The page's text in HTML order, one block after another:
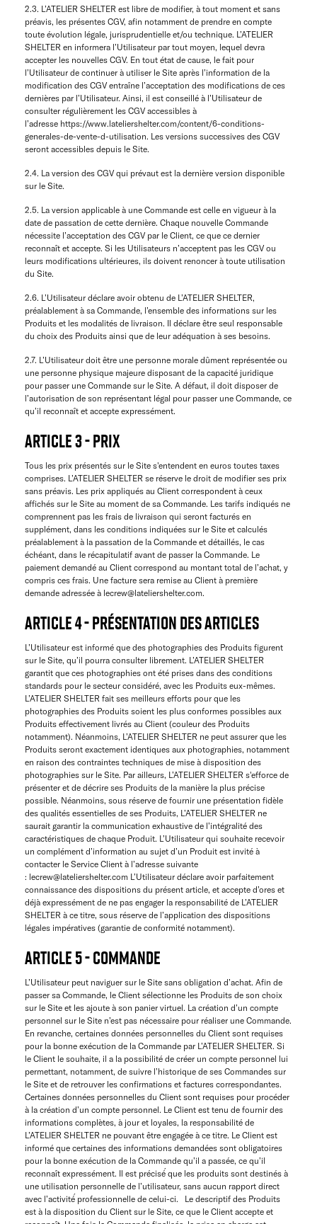
2.3. L’ATELIER SHELTER est libre de modifier, à tout moment et sans
préavis, les présentes CGV, afin notamment de prendre en compte
toute évolution légale, jurisprudentielle et/ou technique. L’ATELIER
SHELTER en informera l’Utilisateur par tout moyen, lequel devra
accepter les nouvelles CGV. En tout état de cause, le fait pour
l’Utilisateur de continuer à utiliser le Site après l’information de la
modification des CGV entraîne l’acceptation des modifications de ces
dernières par l’Utilisateur. Ainsi, il est conseillé à l’Utilisateur de
consulter régulièrement les CGV accessibles à
l’adresse https://www.lateliershelter.com/content/6-conditions-
generales-de-vente-d-utilisation. Les versions successives des CGV
seront accessibles depuis le Site.
2.4. La version des CGV qui prévaut est la dernière version disponible
sur le Site.
2.5. La version applicable à une Commande est celle en vigueur à la
date de passation de cette dernière. Chaque nouvelle Commande
nécessite l’acceptation des CGV par le Client, ce que ce dernier
reconnaît et accepte. Si les Utilisateurs n’acceptent pas les CGV ou
leurs modifications ultérieures, ils doivent renoncer à toute utilisation
du Site.
2.6. L’Utilisateur déclare avoir obtenu de L’ATELIER SHELTER,
préalablement à sa Commande, l’ensemble des informations sur les
Produits et les modalités de livraison. Il déclare être seul responsable
du choix des Produits ainsi que de leur adéquation à ses besoins.
2.7. L’Utilisateur doit être une personne morale dûment représentée ou
une personne physique majeure disposant de la capacité juridique
pour passer une Commande sur le Site. A défaut, il doit disposer de
l’autorisation de son représentant légal pour passer une Commande, ce
qu’il reconnaît et accepte expressément.
ARTICLE 3 - PRIX
Tous les prix présentés sur le Site s'entendent en euros toutes taxes
comprises. L’ATELIER SHELTER se réserve le droit de modifier ses prix
sans préavis. Les prix appliqués au Client correspondent à ceux
affichés sur le Site au moment de sa Commande. Les tarifs indiqués ne
comprennent pas les frais de livraison qui seront facturés en
supplément, dans les conditions indiquées sur le Site et calculés
préalablement à la passation de la Commande et détaillés, le cas
échéant, dans le récapitulatif avant de passer la Commande. Le
paiement demandé au Client correspond au montant total de l’achat, y
compris ces frais. Une facture sera remise au Client à première
demande adressée à ​lecrew@lateliershelter.com​.
ARTICLE 4 - PRÉSENTATION DES ARTICLES
L’Utilisateur est informé que des photographies des Produits figurent
sur le Site, qu’il pourra consulter librement. L’ATELIER SHELTER
garantit que ces photographies ont été prises dans des conditions
standards pour le secteur considéré, avec les Produits eux-mêmes.
L’ATELIER SHELTER fait ses meilleurs efforts pour que les
photographies des Produits soient les plus conformes possibles aux
Produits effectivement livrés au Client (couleur des Produits
notamment). Néanmoins, L’ATELIER SHELTER ne peut assurer que les
Produits seront exactement identiques aux photographies, notamment
en raison des contraintes techniques de mise à disposition des
photographies sur le Site. Par ailleurs, L’ATELIER SHELTER s'efforce de
présenter et de décrire ses Produits de la manière la plus précise
possible. Néanmoins, sous réserve de fournir une présentation fidèle
des qualités essentielles de ses Produits, L’ATELIER SHELTER ne
saurait garantir la communication exhaustive de l’intégralité des
caractéristiques de chaque Produit. L’Utilisateur qui souhaite recevoir
un complément d’information au sujet d’un Produit est invité à
contacter le Service Client à l’adresse suivante
: lecrew@lateliershelter.com L’Utilisateur déclare avoir parfaitement
connaissance des dispositions du présent article, et accepte d’ores et
déjà expressément de ne pas engager la responsabilité de L’ATELIER
SHELTER à ce titre, sous réserve de l’application des dispositions
légales impératives (garantie de conformité notamment).
ARTICLE 5 - COMMANDE
L’Utilisateur peut naviguer sur le Site sans obligation d’achat. Afin de
passer sa Commande, le Client sélectionne les Produits de son choix
sur le Site et les ajoute à son panier virtuel. La création d’un compte
personnel sur le Site n’est pas nécessaire pour réaliser une Commande.
En revanche, certaines données personnelles du Client sont requises
pour la bonne exécution de la Commande par L’ATELIER SHELTER. Si
le Client le souhaite, il a la possibilité de créer un compte personnel lui
permettant, notamment, de suivre l’historique de ses Commandes sur
le Site et de retrouver les confirmations et factures correspondantes.
Certaines données personnelles du Client sont requises pour procéder
à la création d’un compte personnel. Le Client est tenu de fournir des
informations complètes, à jour et loyales, la responsabilité de
L’ATELIER SHELTER ne pouvant être engagée à ce titre. Le Client est
informé que certaines des informations demandées sont obligatoires
pour la bonne exécution de la Commande qu’il a passée, ce qu’il
reconnaît expressément. Il est précisé́ que les produits sont destinés à
une utilisation personnelle de l’utilisateur, sans aucun rapport direct
avec l’activité́ professionnelle de celui-ci. Le descriptif des Produits
est à la disposition du Client sur le Site, ce que le Client accepte et